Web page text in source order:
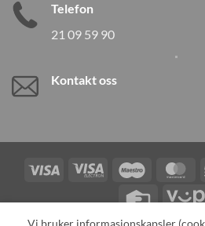
Telefon
21 09 59 90
Kontakt oss
Visa
Visa
Maestro
Credit
Vi bruker informasjonskapsler